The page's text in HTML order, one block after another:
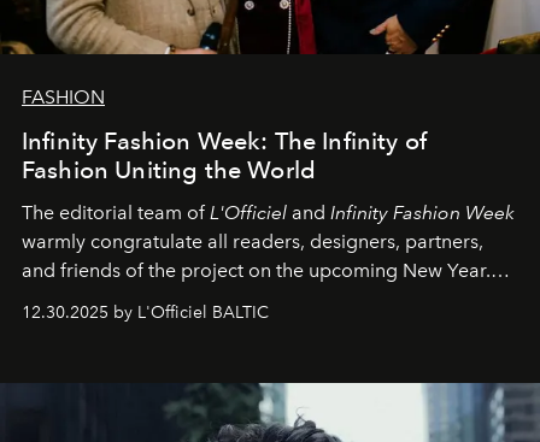
FASHION
Infinity Fashion Week: The Infinity of
Fashion Uniting the World
The editorial team ofL'Officiel and Infinity Fashion Week
warmly congratulate all readers, designers, partners,
and friends of the project on the upcoming New Year.
May 2026 bring growth, inspiration, bold ideas, and new
achievements.
12.30.2025 by L'Officiel BALTIC